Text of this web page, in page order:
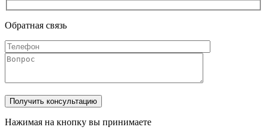
Обратная связь
Нажимая на кнопку вы принимаете